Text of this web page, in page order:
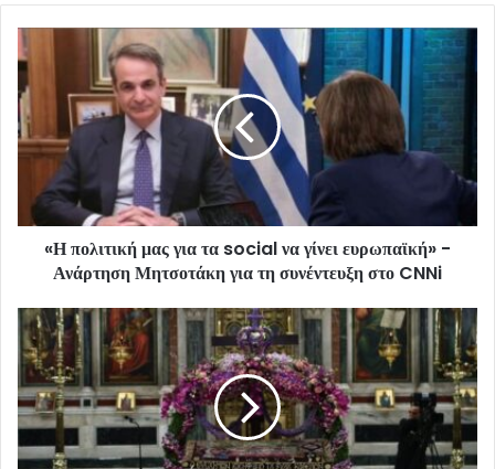
«Η πολιτική μας για τα social να γίνει ευρωπαϊκή» -
Ανάρτηση Μητσοτάκη για τη συνέντευξη στο CNNi